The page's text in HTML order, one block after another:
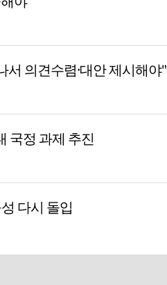
의견수렴·대안 제시해야"
국정 과제 추진
다시 돌입